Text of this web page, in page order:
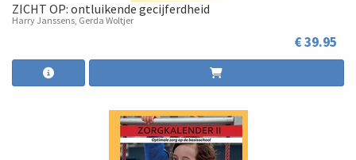
ZICHT OP: ontluikende gecijferdheid
Harry Janssens, Gerda Woltjer
€ 39.95